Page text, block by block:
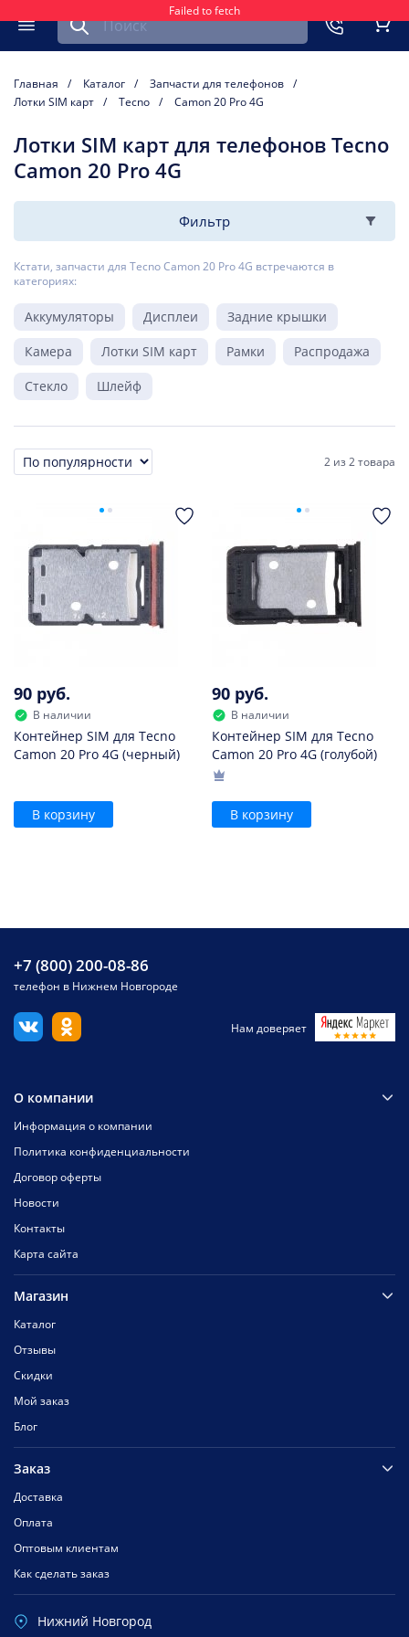
Failed to fetch
Меню
Найти запчасть для мобильного устройства
Главная Каталог
Запчасти для телефонов
Лотки SIM карт
Tecno Camon 20 Pro 4G
Лотки SIM карт для телефонов Tecno
Camon 20 Pro 4G
Фильтр
Кстати, запчасти для Tecno Camon 20 Pro 4G встречаются в
категориях:
Аккумуляторы Дисплеи
Задние крышки
Камера
Лотки SIM карт Рамки
Распродажа
Стекло
Шлейф
Сортировка 2 из2 товара
90 руб.
В наличии
Контейнер SIM для Tecno
Camon 20 Pro 4G (черный)
В корзину
90 руб.
В наличии
Контейнер SIM для Tecno
Camon 20 Pro 4G (голубой)
В корзину
+7 (800) 200-08-86
телефон в Нижнем Новгороде
Нам доверяет
О компании
Информация о компании
Политика конфиденциальности
Договор оферты
Новости
Контакты
Карта сайта
Магазин
Каталог
Отзывы
Скидки
Мой заказ
Блог
Заказ
Доставка
Оплата
Оптовым клиентам
Как сделать заказ
Нижний Новгород